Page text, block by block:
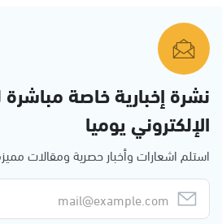
نشرة إخبارية خاصة
الإلكتروني يوميا
استلم اشعارات وأخبار حصرية ومقالات